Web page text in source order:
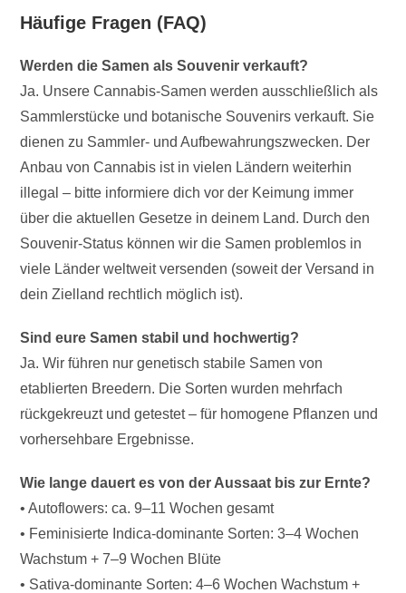
Häufige Fragen (FAQ)
Werden die Samen als Souvenir verkauft?
Ja. Unsere Cannabis-Samen werden ausschließlich als
Sammlerstücke und botanische Souvenirs verkauft. Sie
dienen zu Sammler- und Aufbewahrungszwecken. Der
Anbau von Cannabis ist in vielen Ländern weiterhin
illegal – bitte informiere dich vor der Keimung immer
über die aktuellen Gesetze in deinem Land. Durch den
Souvenir-Status können wir die Samen problemlos in
viele Länder weltweit versenden (soweit der Versand in
dein Zielland rechtlich möglich ist).
Sind eure Samen stabil und hochwertig?
Ja. Wir führen nur genetisch stabile Samen von
etablierten Breedern. Die Sorten wurden mehrfach
rückgekreuzt und getestet – für homogene Pflanzen und
vorhersehbare Ergebnisse.
Wie lange dauert es von der Aussaat bis zur Ernte?
• Autoflowers: ca. 9–11 Wochen gesamt
• Feminisierte Indica-dominante Sorten: 3–4 Wochen
Wachstum + 7–9 Wochen Blüte
• Sativa-dominante Sorten: 4–6 Wochen Wachstum +